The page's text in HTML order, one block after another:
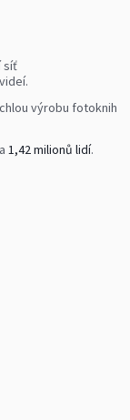
síť
výrobu fotoknih
1,42 milionů lidí.